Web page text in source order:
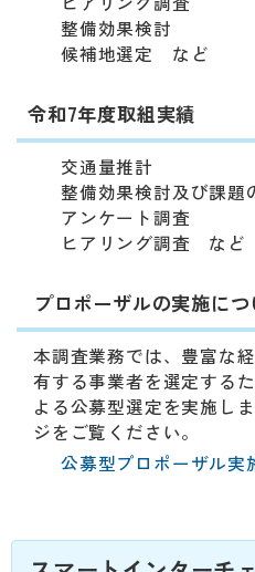
整備効果検討
候補地選定 など
令和7年度取組実績
交通量推計
整備効果検討及び課題
アンケート調査
ヒアリング調査 など
プロポーザルの実施につ
本調査業務では、豊富な
有する事業者を選定する
よる公募型選定を実施し
ジをご覧ください。
公募型プロポーザル実